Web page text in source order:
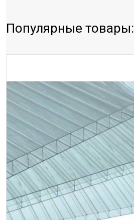
Популярные товары: